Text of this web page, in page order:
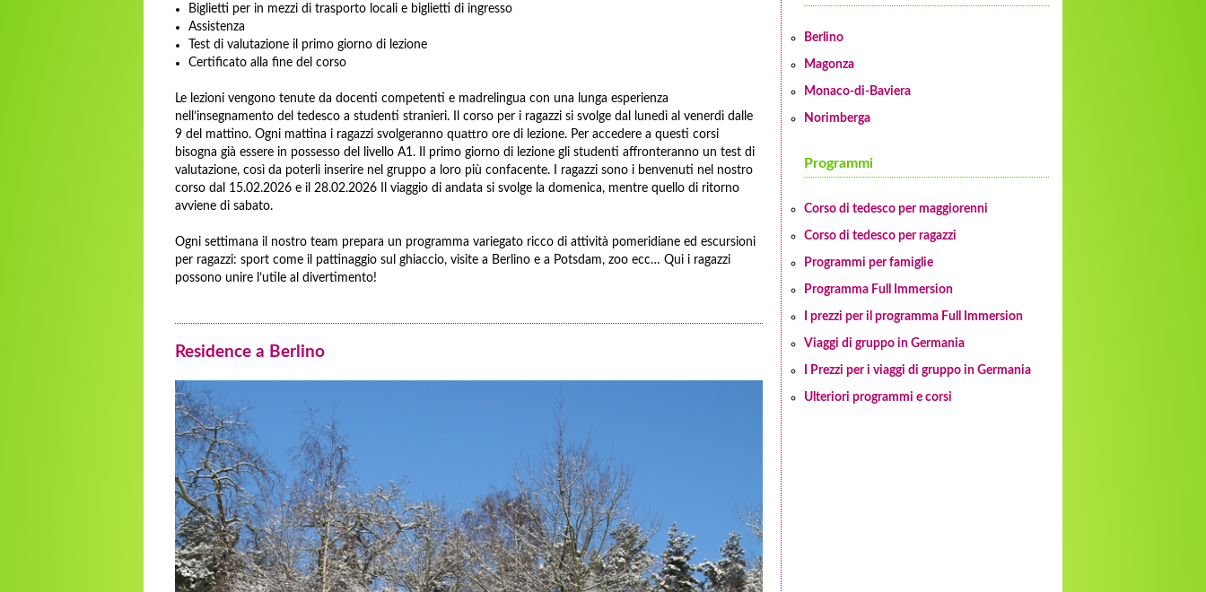
Biglietti per in mezzi di trasporto locali e biglietti di ingresso
Assistenza
Test di valutazione il primo giorno di lezione
Certificato alla fine del corso
Le lezioni vengono tenute da docenti competenti e madrelingua con una lunga esperienza
nell’insegnamento del tedesco a studenti stranieri. Il corso per i ragazzi si svolge dal lunedì al venerdì dalle
9 del mattino. Ogni mattina i ragazzi svolgeranno quattro ore di lezione. Per accedere a questi corsi
bisogna già essere in possesso del livello A1. Il primo giorno di lezione gli studenti affronteranno un test di
valutazione, così da poterli inserire nel gruppo a loro più confacente. I ragazzi sono i benvenuti nel nostro
corso dal 15.02.2026 e il 28.02.2026 Il viaggio di andata si svolge la domenica, mentre quello di ritorno
avviene di sabato.
Ogni settimana il nostro team prepara un programma variegato ricco di attività pomeridiane ed escursioni
per ragazzi: sport come il pattinaggio sul ghiaccio, visite a Berlino e a Potsdam, zoo ecc… Qui i ragazzi
possono unire l’utile al divertimento!
Residence a Berlino
Berlino
Magonza
Monaco-di-Baviera
Norimberga
Programmi
Corso di tedesco per maggiorenni
Corso di tedesco per ragazzi
Programmi per famiglie
Programma Full Immersion
I prezzi per il programma Full Immersion
Viaggi di gruppo in Germania
I Prezzi per i viaggi di gruppo in Germania
Ulteriori programmi e corsi